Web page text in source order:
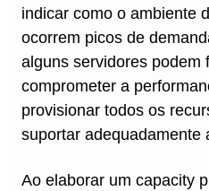
indicar como o ambiente
ocorrem picos de
alguns servidores podem
comprometer a
provisionar todos os
suportar adequadamente
Ao elaborar um capacity